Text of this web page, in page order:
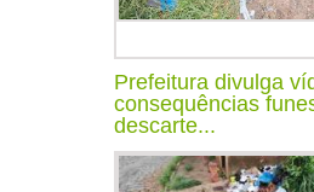
Prefeitura divulga
consequências
descarte...